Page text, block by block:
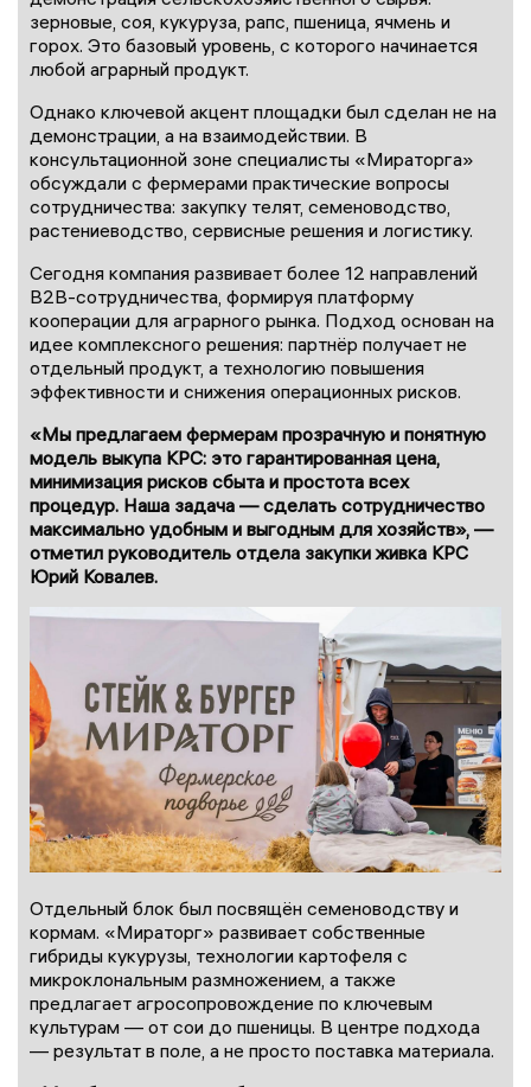
зерновые, соя, кукуруза, рапс, пшеница, ячмень и
горох. Это базовый уровень, с которого начинается
любой аграрный продукт.
Однако ключевой акцент площадки был сделан не на
демонстрации, а на взаимодействии. В
консультационной зоне специалисты «Мираторга»
обсуждали с фермерами практические вопросы
сотрудничества: закупку телят, семеноводство,
растениеводство, сервисные решения и логистику.
Сегодня компания развивает более 12 направлений
B2B-сотрудничества, формируя платформу
кооперации для аграрного рынка. Подход основан на
идее комплексного решения: партнёр получает не
отдельный продукт, а технологию повышения
эффективности и снижения операционных рисков.
«Мы предлагаем фермерам прозрачную и понятную
модель выкупа КРС: это гарантированная цена,
минимизация рисков сбыта и простота всех
процедур. Наша задача — сделать сотрудничество
максимально удобным и выгодным для хозяйств», —
отметил руководитель отдела закупки живка КРС
Юрий Ковалев.
Отдельный блок был посвящён семеноводству и
кормам. «Мираторг» развивает собственные
гибриды кукурузы, технологии картофеля с
микроклональным размножением, а также
предлагает агросопровождение по ключевым
культурам — от сои до пшеницы. В центре подхода
— результат в поле, а не просто поставка материала.